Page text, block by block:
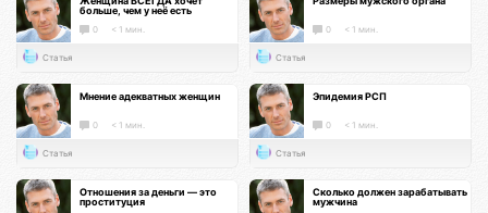
больше, чем у неё есть
0 < 1 мин.
Статья
0 < 1 мин.
Статья
Мнение адекватных женщин
0 < 1 мин.
Статья
Эпидемия РСП
0 < 1 мин.
Статья
Отношения за деньги — это
проституция
Сколько должен зарабатывать
мужчина